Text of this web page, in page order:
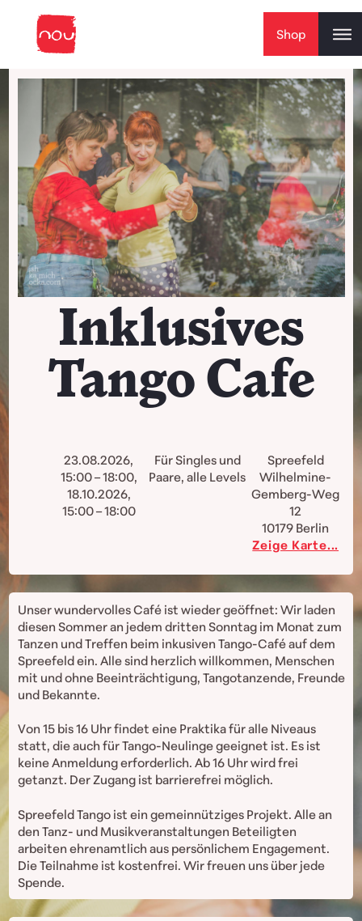
Shop
Inklusives
Tango Cafe
23.08.2026,
15:00 – 18:00,
18.10.2026,
15:00 – 18:00
Für Singles und
Paare, alle Levels
Spreefeld
Wilhelmine-
Gemberg-Weg
12
10179 Berlin
Zeige Karte...
Unser wundervolles Café ist wieder geöffnet: Wir laden
diesen Sommer an jedem dritten Sonntag im Monat zum
Tanzen und Treffen beim inkusiven Tango-Café auf dem
Spreefeld ein. Alle sind herzlich willkommen, Menschen
mit und ohne Beeinträchtigung, Tangotanzende, Freunde
und Bekannte.
Von 15 bis 16 Uhr findet eine Praktika für alle Niveaus
statt, die auch für Tango-Neulinge geeignet ist. Es ist
keine Anmeldung erforderlich. Ab 16 Uhr wird frei
getanzt. Der Zugang ist barrierefrei möglich.
Spreefeld Tango ist ein gemeinnütziges Projekt. Alle an
den Tanz- und Musikveranstaltungen Beteiligten
arbeiten ehrenamtlich aus persönlichem Engagement.
Die Teilnahme ist kostenfrei. Wir freuen uns über jede
Spende.